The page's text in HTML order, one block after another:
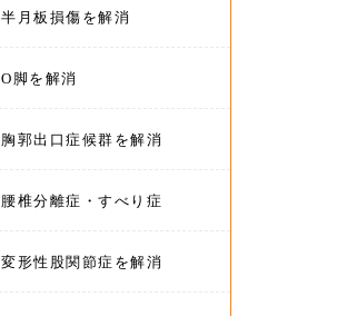
半月板損傷を解消
O脚を解消
胸郭出口症候群を解消
腰椎分離症・すべり症
変形性股関節症を解消